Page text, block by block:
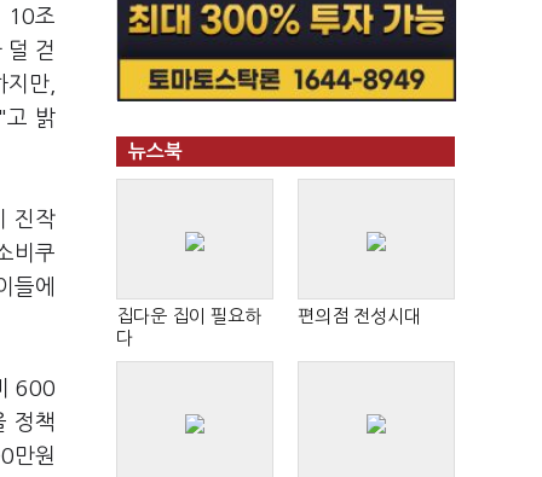
10조
덜 걷
만,
고 밝
진작
비쿠
들에
600
정책
만원
뉴스북
집다운 집이 필요하
다
편의점 전성시대